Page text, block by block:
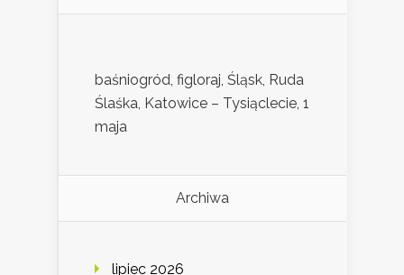
baśniogród, figloraj, Śląsk, Ruda
Ślaśka, Katowice – Tysiąclecie, 1
maja
Archiwa
lipiec 2026